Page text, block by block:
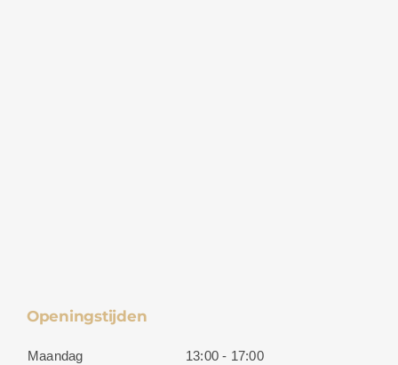
Openingstijden
Maandag
13:00 - 17:00